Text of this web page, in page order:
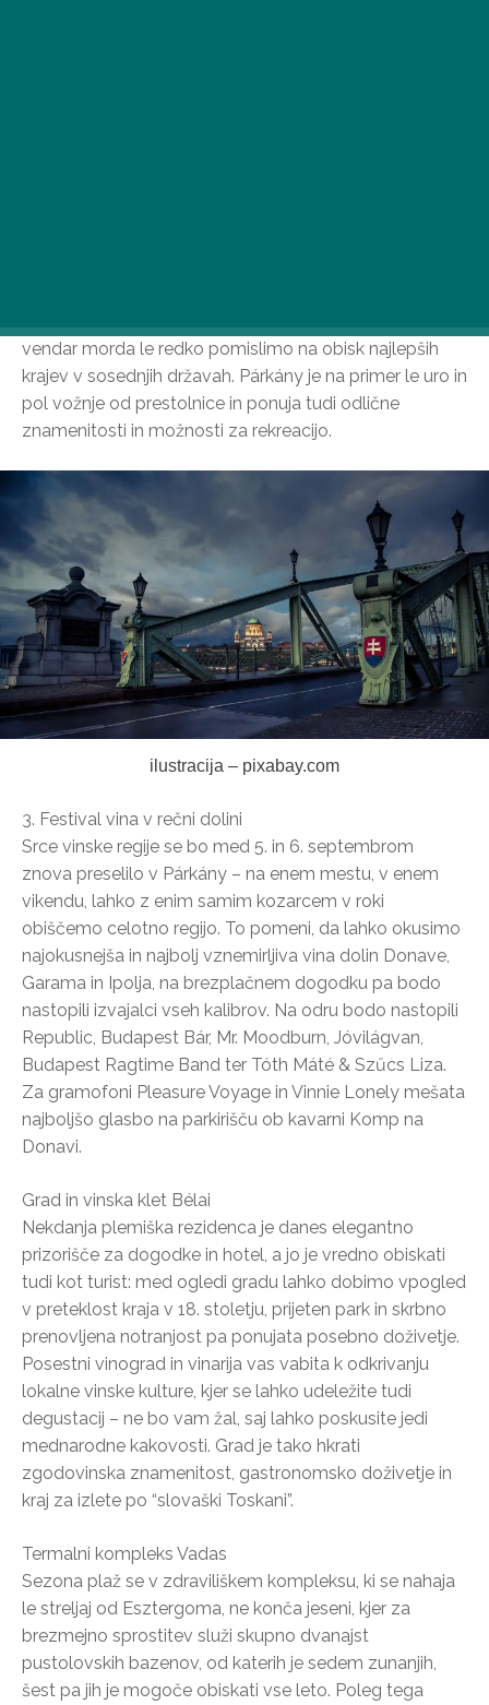
vendar morda le redko pomislimo na obisk najlepših
krajev v sosednjih državah. Párkány je na primer le uro in
pol vožnje od prestolnice in ponuja tudi odlične
znamenitosti in možnosti za rekreacijo.
ilustracija – pixabay.com
3. Festival vina v rečni dolini
Srce vinske regije se bo med 5. in 6. septembrom
znova preselilo v Párkány – na enem mestu, v enem
vikendu, lahko z enim samim kozarcem v roki
obiščemo celotno regijo. To pomeni, da lahko okusimo
najokusnejša in najbolj vznemirljiva vina dolin Donave,
Garama in Ipolja, na brezplačnem dogodku pa bodo
nastopili izvajalci vseh kalibrov. Na odru bodo nastopili
Republic, Budapest Bár, Mr. Moodburn, Jóvilágvan,
Budapest Ragtime Band ter Tóth Máté & Szűcs Liza.
Za gramofoni Pleasure Voyage in Vinnie Lonely mešata
najboljšo glasbo na parkirišču ob kavarni Komp na
Donavi.
Grad in vinska klet Bélai
Nekdanja plemiška rezidenca je danes elegantno
prizorišče za dogodke in hotel, a jo je vredno obiskati
tudi kot turist: med ogledi gradu lahko dobimo vpogled
v preteklost kraja v 18. stoletju, prijeten park in skrbno
prenovljena notranjost pa ponujata posebno doživetje.
Posestni vinograd in vinarija vas vabita k odkrivanju
lokalne vinske kulture, kjer se lahko udeležite tudi
degustacij – ne bo vam žal, saj lahko poskusite jedi
mednarodne kakovosti. Grad je tako hkrati
zgodovinska znamenitost, gastronomsko doživetje in
kraj za izlete po “slovaški Toskani”.
Termalni kompleks Vadas
Sezona plaž se v zdraviliškem kompleksu, ki se nahaja
le streljaj od Esztergoma, ne konča jeseni, kjer za
brezmejno sprostitev služi skupno dvanajst
pustolovskih bazenov, od katerih je sedem zunanjih,
šest pa jih je mogoče obiskati vse leto. Poleg tega